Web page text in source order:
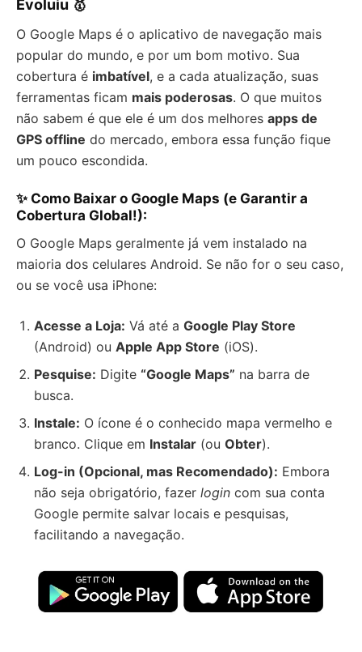
Evoluiu 🥇
O Google Maps é o aplicativo de navegação mais
popular do mundo, e por um bom motivo. Sua
cobertura é imbatível, e a cada atualização, suas
ferramentas ficam mais poderosas. O que muitos
não sabem é que ele é um dos melhores apps de
GPS offline do mercado, embora essa função fique
um pouco escondida.
✨ Como Baixar o Google Maps (e Garantir a
Cobertura Global!):
O Google Maps geralmente já vem instalado na
maioria dos celulares Android. Se não for o seu caso,
ou se você usa iPhone:
Acesse a Loja: Vá até a Google Play Store
(Android) ou Apple App Store (iOS).
Pesquise: Digite “Google Maps” na barra de
busca.
Instale: O ícone é o conhecido mapa vermelho e
branco. Clique em Instalar (ou Obter).
Log-in (Opcional, mas Recomendado): Embora
não seja obrigatório, fazer login com sua conta
Google permite salvar locais e pesquisas,
facilitando a navegação.